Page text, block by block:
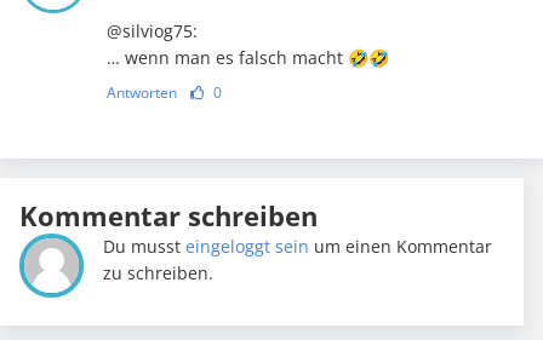
@silviog75:
… wenn man es falsch macht 🤣🤣
Antworten 0
Kommentar schreiben
Du mussteingeloggt sein um einen Kommentar
zu schreiben.